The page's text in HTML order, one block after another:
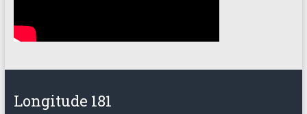
Longitude 181